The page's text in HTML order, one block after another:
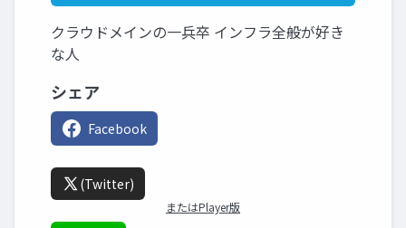
クラウドメインの一兵卒 インフラ全般が好き
な人
シェア
Facebook
(Twitter)
またはPlayer版